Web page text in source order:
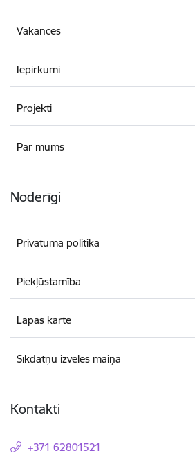
Vakances
Iepirkumi
Projekti
Par mums
Noderīgi
Privātuma politika
Piekļūstamība
Lapas karte
Sīkdatņu izvēles maiņa
Kontakti
+371 62801521